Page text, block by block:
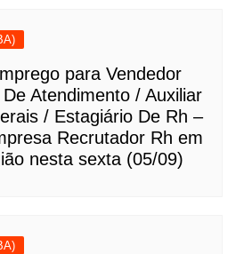
para Vendedor
Atendimento / Auxiliar
/ Estagiário De Rh –
Recrutador Rh em
nesta sexta (05/09)